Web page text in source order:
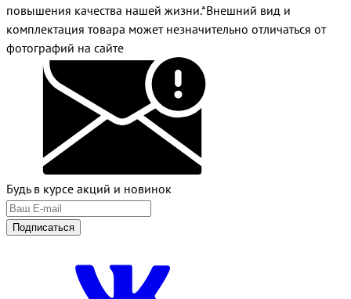
повышения качества нашей жизни.*Внешний вид и
комплектация товара может незначительно отличаться от
фотографий на сайте
Будь в курсе акций и новинок
Подписаться